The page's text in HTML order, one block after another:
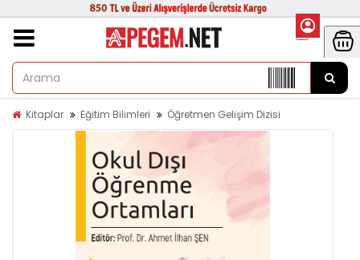
Kitaplar Eğitim Bilimleri Öğretmen Gelişim Dizisi